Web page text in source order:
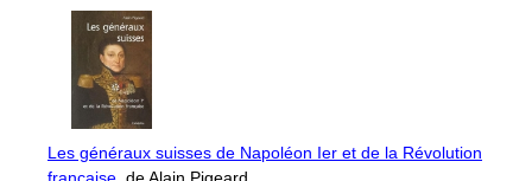
Les généraux suisses de Napoléon Ier et de la Révolution
française , de Alain Pigeard